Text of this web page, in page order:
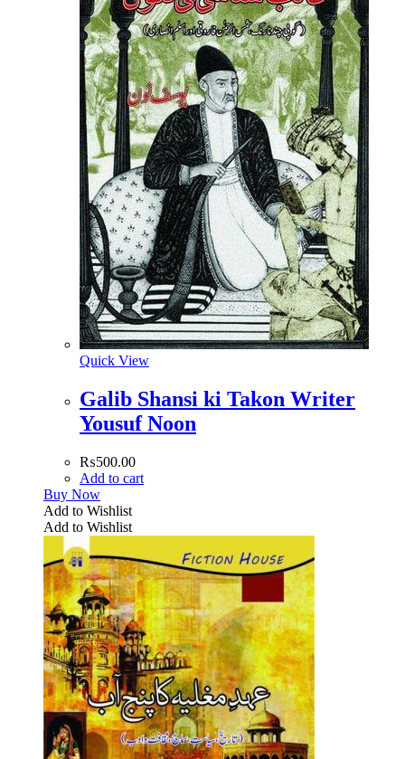
Quick View
Galib Shansi ki Takon Writer
Yousuf Noon
₨500.00
Add to cart
Buy Now
Add to Wishlist
Add to Wishlist